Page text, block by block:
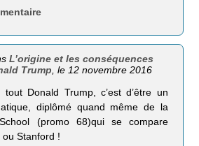
L’origine et les conséquences
Trump , le 12 novembre 2016
Donald Trump, c’est d’être un
diplômé quand même de la
(promo 68)qui se compare
Stanford !